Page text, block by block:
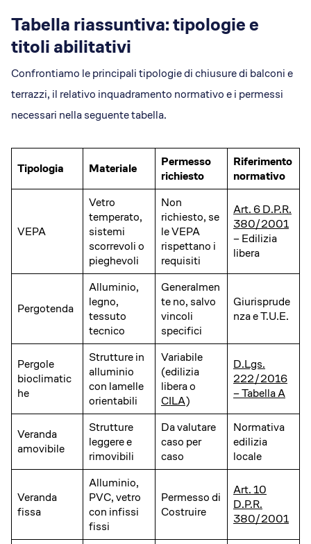
Tabella riassuntiva: tipologie e
titoli abilitativi
Confrontiamo le principali tipologie di chiusure di balconi e
terrazzi, il relativo inquadramento normativo e i permessi
necessari nella seguente tabella.
Tipologia Materiale
Permesso
richiesto
Riferimento
normativo
VEPA
Vetro
temperato,
sistemi
scorrevoli o
pieghevoli
Non
richiesto, se
le VEPA
rispettano i
requisiti
Art. 6 D.P.R.
380/2001
– Edilizia
libera
Pergotenda
Alluminio,
legno,
tessuto
tecnico
Generalmen
te no, salvo
vincoli
specifici
Giurisprude
nza e T.U.E.
Pergole
bioclimatic
he
Strutture in
alluminio
con lamelle
orientabili
Variabile
(edilizia
libera o
CILA)
D.Lgs.
222/2016
– Tabella A
Veranda
amovibile
Strutture
leggere e
rimovibili
Da valutare
caso per
caso
Normativa
edilizia
locale
Veranda
fissa
Alluminio,
PVC, vetro
con infissi
fissi
Permesso di
Costruire
Art. 10
D.P.R.
380/2001